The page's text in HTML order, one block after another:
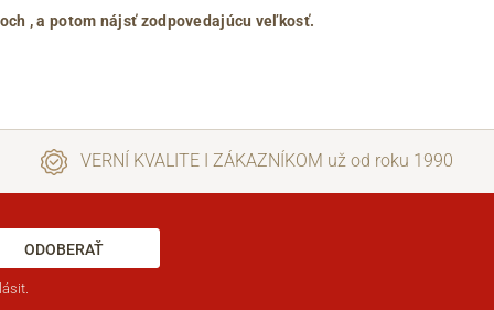
, a potom nájsť zodpovedajúcu veľkosť.
VERNÍ KVALITE I ZÁKAZNÍKOM už od roku 1990
ODOBERAŤ